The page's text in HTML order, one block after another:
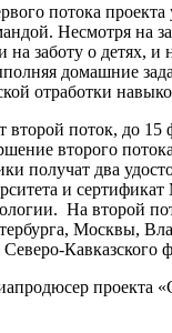
потока
Несмотря на
на заботу о детях, и
домашние
отработки
второй поток, до 15
второго
получат два
и
На второй
Москвы,
Кавказского
проекта